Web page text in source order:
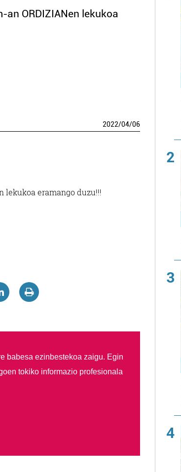
an ORDIZIANen lekukoa
2022/04/06
lekukoa eramango duzu!!!
babesa ezinbestekoa zaigu. Egin
tokiko informazio profesionala
2
3
4